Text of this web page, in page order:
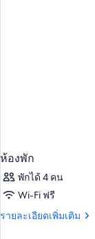
ห้องพัก
พักได้ 4 คน
Wi-Fi ฟรี
รายละเอียดเพิ่มเติม
ราย